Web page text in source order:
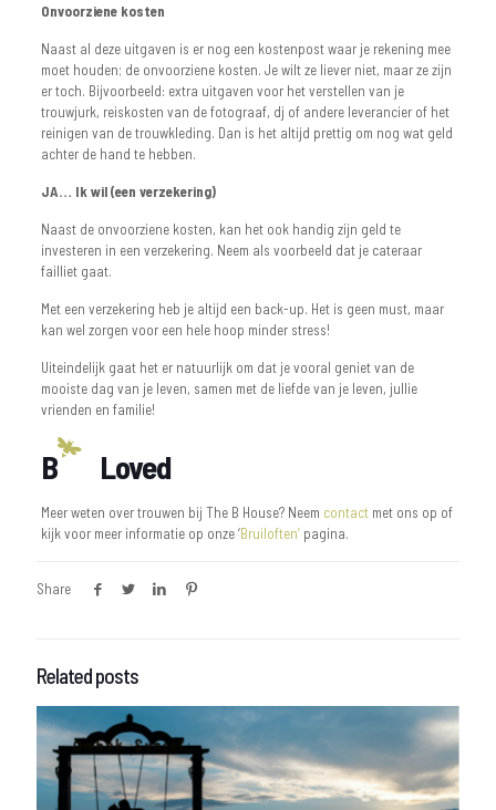
Onvoorziene kosten
Naast al deze uitgaven is er nog een kostenpost waar je rekening mee
moet houden; de onvoorziene kosten. Je wilt ze liever niet, maar ze zijn
er toch. Bijvoorbeeld: extra uitgaven voor het verstellen van je
trouwjurk, reiskosten van de fotograaf, dj of andere leverancier of het
reinigen van de trouwkleding. Dan is het altijd prettig om nog wat geld
achter de hand te hebben.
JA… Ik wil (een verzekering)
Naast de onvoorziene kosten, kan het ook handig zijn geld te
investeren in een verzekering. Neem als voorbeeld dat je cateraar
failliet gaat.
Met een verzekering heb je altijd een back-up. Het is geen must, maar
kan wel zorgen voor een hele hoop minder stress!
Uiteindelijk gaat het er natuurlijk om dat je vooral geniet van de
mooiste dag van je leven, samen met de liefde van je leven, jullie
vrienden en familie!
B Loved
Meer weten over trouwen bij The B House? Neem contactmet ons op of
kijk voor meer informatie op onze ‘Bruiloften’pagina.
Share
Related posts